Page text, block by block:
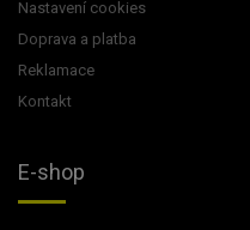
Nastavení cookies
Doprava a platba
Reklamace
Kontakt
E-shop